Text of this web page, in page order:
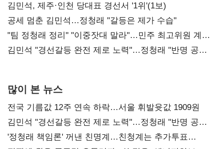
0.86%p(2보)
김민석, 제주·인천 당대표 경선서 '1위'(1보)
공세 멈춘 김민석…정청래 "갈등은 제가 수습"
"팀 정청래 정리" "이중잣대 말라"…민주 최고위원 계파
다툼 격화
김민석 "경선갈등 완전 제로 노력"…정청래 "반명 공세
많이 본 뉴스
전국 기름값 12주 연속 하락…서울 휘발윳값 1909원
김민석 "경선갈등 완전 제로 노력"…정청래 "반명 공세
사과부터"
'정청래 책임론' 꺼낸 친명계…친청계는 추가투표